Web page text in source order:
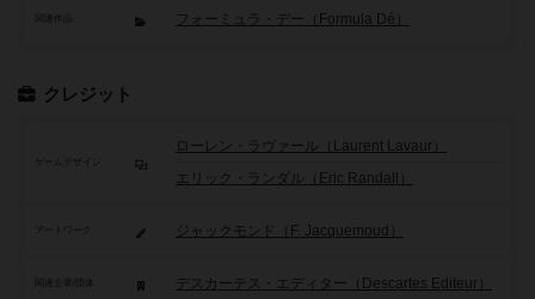
関連作品 フォーミュラ・デー（Formula Dé）
クレジット
ゲームデザイン
ローレン・ラヴァール（Laurent Lavaur）
エリック・ランダル（Eric Randall）
アートワーク ジャックモンド（F. Jacquemoud）
デスカーテス・エディター（Descartes Editeur）